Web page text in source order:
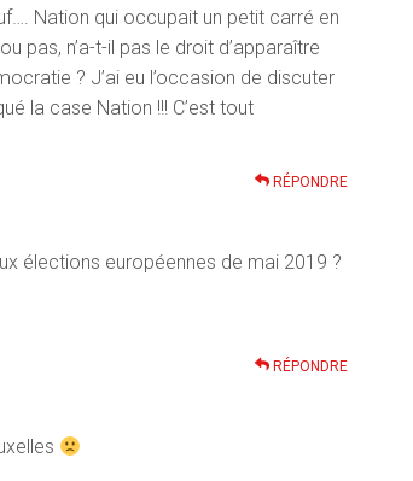
Nation qui occupait un petit carré en
pas, n’a-t-il pas le droit d’apparaître
? J’ai eu l’occasion de discuter
la case Nation !!! C’est tout
RÉPONDRE
élections européennes de mai 2019 ?
RÉPONDRE